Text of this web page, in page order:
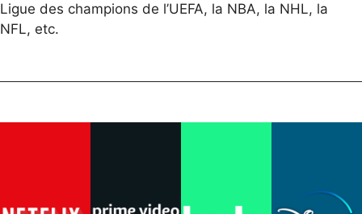
Ligue des champions de l’UEFA, la NBA, la NHL, la
NFL, etc.